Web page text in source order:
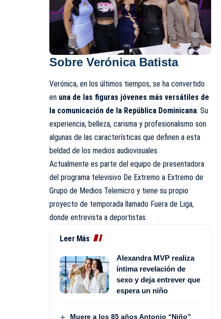
Sobre Verónica Batista
Verónica, en los últimos tiempos, se ha convertido
en una de las figuras jóvenes más versátiles de
la comunicación de la República Dominicana. Su
experiencia, belleza, carisma y profesionalismo son
algunas de las características que definen a esta
beldad de los medios audiovisuales.
Actualmente es parte del equipo de presentadora
del programa televisivo De Extremo a Extremo de
Grupo de Medios Telemicro y tiene su propio
proyecto de temporada llamado Fuera de Liga,
donde entrevista a deportistas.
Leer Más
Alexandra MVP realiza
íntima revelación de
sexo y deja entrever que
espera un niño
Muere a los 85 años Antonio “Niño”